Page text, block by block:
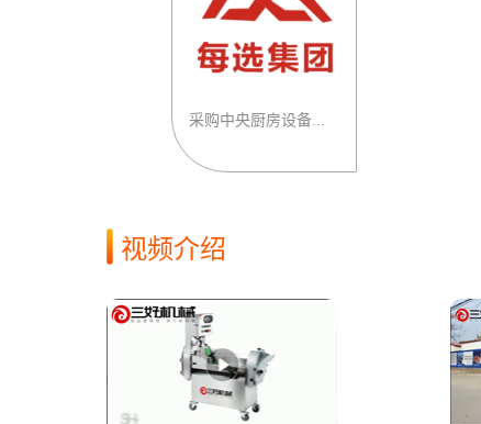
采购中央厨房设备...
视频介绍